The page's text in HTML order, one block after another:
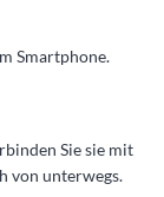
Smartphone.
Sie sie mit
von unterwegs.